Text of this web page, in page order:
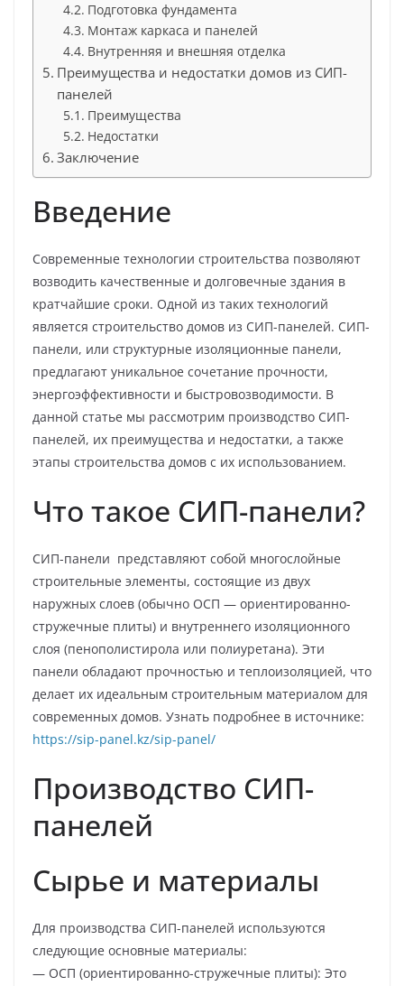
Подготовка фундамента
Монтаж каркаса и панелей
Внутренняя и внешняя отделка
Преимущества и недостатки домов из СИП-
панелей
Преимущества
Недостатки
Заключение
Введение
Современные технологии строительства позволяют
возводить качественные и долговечные здания в
кратчайшие сроки. Одной из таких технологий
является строительство домов из СИП-панелей. СИП-
панели, или структурные изоляционные панели,
предлагают уникальное сочетание прочности,
энергоэффективности и быстровозводимости. В
данной статье мы рассмотрим производство СИП-
панелей, их преимущества и недостатки, а также
этапы строительства домов с их использованием.
Что такое СИП-панели?
СИП-панели представляют собой многослойные
строительные элементы, состоящие из двух
наружных слоев (обычно ОСП — ориентированно-
стружечные плиты) и внутреннего изоляционного
слоя (пенополистирола или полиуретана). Эти
панели обладают прочностью и теплоизоляцией, что
делает их идеальным строительным материалом для
современных домов. Узнать подробнее в источнике:
https://sip-panel.kz/sip-panel/
Производство СИП-
панелей
Сырье и материалы
Для производства СИП-панелей используются
следующие основные материалы:
— ОСП (ориентированно-стружечные плиты): Это